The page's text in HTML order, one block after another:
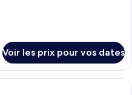
Voir les prix pour vos dates